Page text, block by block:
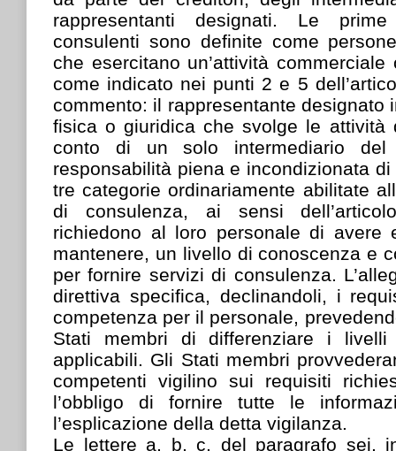
rappresentanti designati. Le
consulenti sono definite come
che esercitano un’attività
come indicato nei punti 2 e 5
commento: il rappresentante designato
fisica o giuridica che svolge le
conto di un solo intermediario
responsabilità piena e incondizionata di
tre categorie ordinariamente abilitate
di consulenza, ai sensi
richiedono al loro personale di avere
mantenere, un livello di conoscenza e
per fornire servizi di consulenza.
direttiva specifica, declinandoli, i
competenza per il personale,
Stati membri di differenziare i
applicabili. Gli Stati membri
competenti vigilino sui requisiti
l’obbligo di fornire tutte le
l’esplicazione della detta vigilanza.
Le lettere a, b, c, del paragrafo sei,